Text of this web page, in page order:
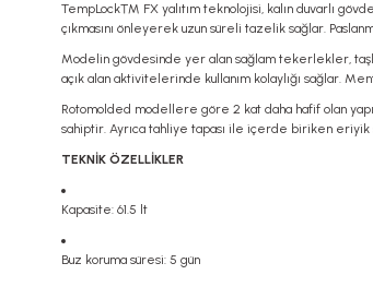
TempLock™ FX yalıtım teknolojisi, kalın duvarlı
çıkmasını önleyerek uzun süreli tazelik sağlar.
Modelin gövdesinde yer alan sağlam tekerlekler,
açık alan aktivitelerinde kullanım kolaylığı sağlar.
Rotomolded modellere göre 2 kat daha hafif olan yapı,
sahiptir. Ayrıca tahliye tapası ile içerde biriken eriyik
TEKNİK ÖZELLİKLER
Kapasite: 61.5 lt
Buz koruma süresi: 5 gün